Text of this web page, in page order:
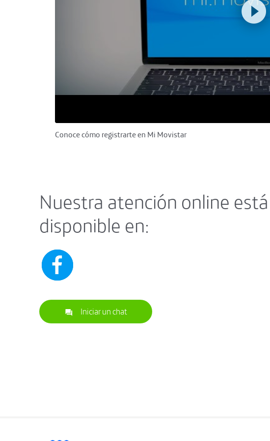
Conoce cómo registrarte en Mi Movistar
Nuestra atención online está
disponible en:
Iniciar un chat